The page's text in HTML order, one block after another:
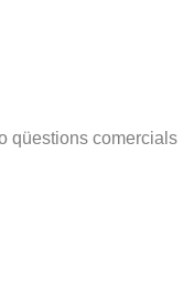
qüestions comercials